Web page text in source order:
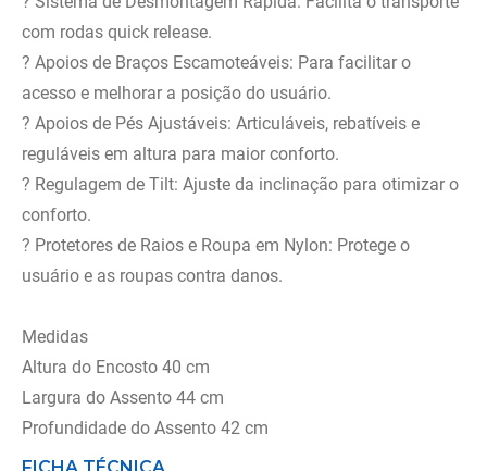
com rodas quick release.
? Apoios de Braços Escamoteáveis: Para facilitar o
acesso e melhorar a posição do usuário.
? Apoios de Pés Ajustáveis: Articuláveis, rebatíveis e
reguláveis em altura para maior conforto.
? Regulagem de Tilt: Ajuste da inclinação para otimizar o
conforto.
? Protetores de Raios e Roupa em Nylon: Protege o
usuário e as roupas contra danos.
Medidas
Altura do Encosto 40 cm
Largura do Assento 44 cm
Profundidade do Assento 42 cm